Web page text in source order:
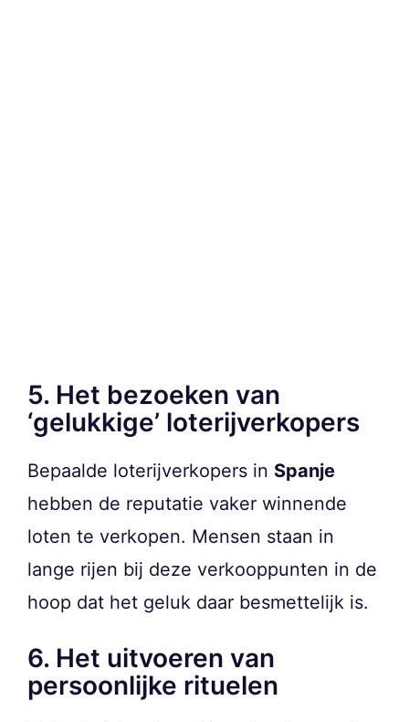
5. Het bezoeken van
‘gelukkige’ loterijverkopers
Bepaalde loterijverkopers in Spanje
hebben de reputatie vaker winnende
loten te verkopen. Mensen staan in
lange rijen bij deze verkooppunten in de
hoop dat het geluk daar besmettelijk is.
6. Het uitvoeren van
persoonlijke rituelen